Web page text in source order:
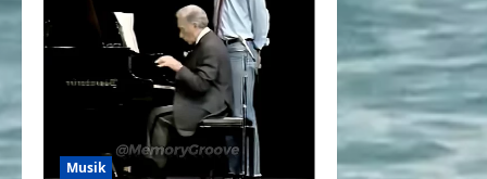
Musik